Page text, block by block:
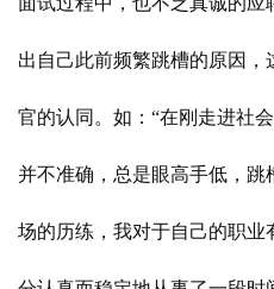
出自己此前频繁跳槽的原因
官的认同。如：“在刚走进社
并不准确，总是眼高手低，
场的历练，我对于自己的职